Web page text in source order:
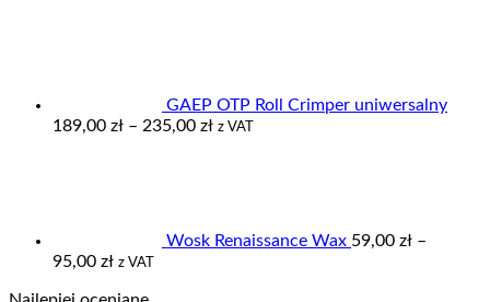
GAEP OTP Roll Crimper uniwersalny
189,00 zł – 235,00 złZakres
z VAT
Wosk Renaissance Wax 59,00 zł –
95,00 złZakres
z VAT